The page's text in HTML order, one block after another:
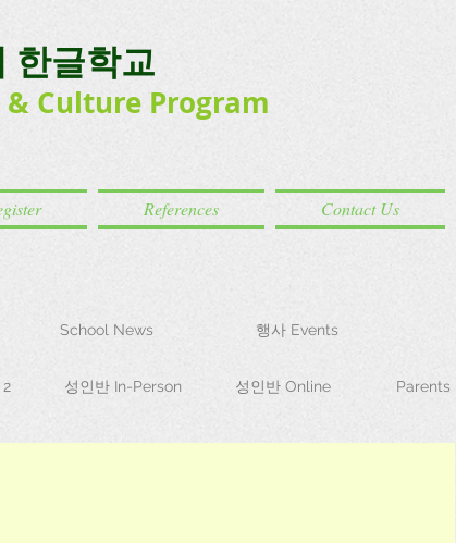
한글학교
& Culture Program
References Contact Us
School News 행사 Events
성인반 In-Person 성인반 Online Parents